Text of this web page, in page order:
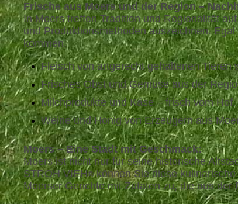
Frische aus Moers und der Region –
In Moers treffen Tradition und Regionalität
und Produktionsmethoden auszeichnen.
kommen.
Fleisch von artgerecht gehaltenen
Frisches Obst und Gemüse aus der
Milchprodukte und Käse – frisch vom
Weine und Honig von Erzeugern aus
Moers – Eine Stadt mit Geschmack:
Moers ist nicht nur für seine historische
STROH VIEH®können Sie diese
Moerser Gerichte mit Zutaten zu, die aus